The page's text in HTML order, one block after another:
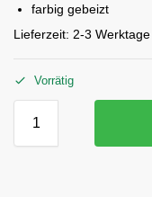
farbig gebeizt
Lieferzeit: 2-3 Werktage
Vorrätig